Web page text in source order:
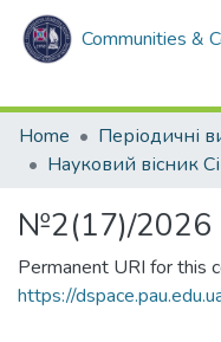
Communities &
Home
№2(17)/2026
Permanent URI for this
https://